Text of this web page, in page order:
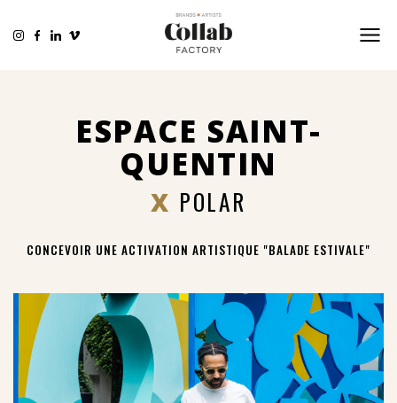
ESPACE SAINT-
QUENTIN
X POLAR
CONCEVOIR UNE ACTIVATION ARTISTIQUE "BALADE ESTIVALE"